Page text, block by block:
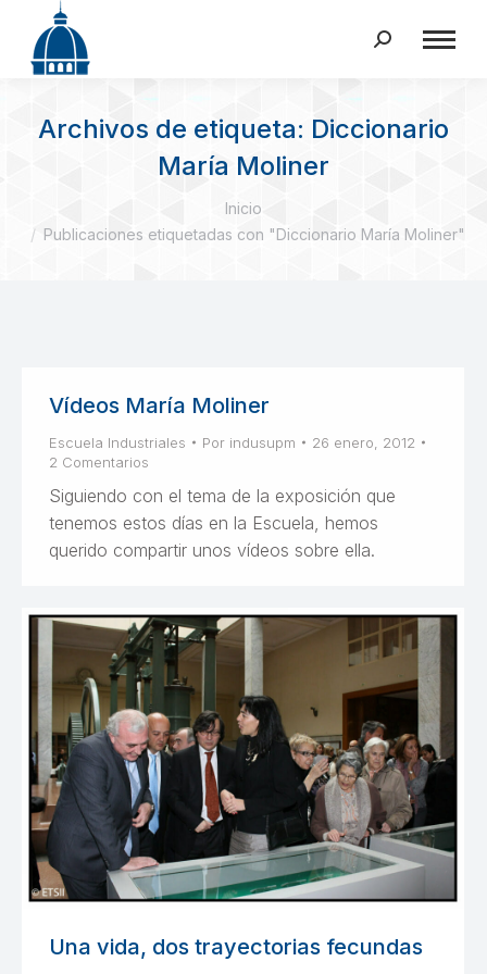
Buscar:
Archivos de etiqueta: Diccionario
María Moliner
Inicio
Publicaciones etiquetadas con "Diccionario María Moliner"
Vídeos María Moliner
Escuela Industriales Por indusupm
26 enero, 2012
2 Comentarios
Siguiendo con el tema de la exposición que
tenemos estos días en la Escuela, hemos
querido compartir unos vídeos sobre ella.
Una vida, dos trayectorias fecundas